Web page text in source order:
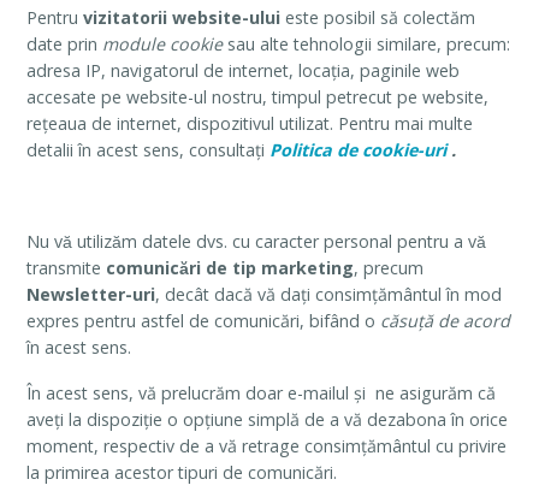
Pentru vizitatorii website-ului este posibil să colectăm
date prin module cookiesau alte tehnologii similare, precum:
adresa IP, navigatorul de internet, locația, paginile web
accesate pe website-ul nostru, timpul petrecut pe website,
rețeaua de internet, dispozitivul utilizat. Pentru mai multe
detalii în acest sens, consultați Politica de cookie-uri.
Nu vă utilizăm datele dvs. cu caracter personal pentru a vă
transmite comunicări de tip marketing, precum
Newsletter-uri, decât dacă vă dați consimțământul în mod
expres pentru astfel de comunicări, bifând o căsuță de acord
în acest sens.
În acest sens, vă prelucrăm doar e-mailul și ne asigurăm că
aveți la dispoziție o opțiune simplă de a vă dezabona în orice
moment, respectiv de a vă retrage consimțământul cu privire
la primirea acestor tipuri de comunicări.